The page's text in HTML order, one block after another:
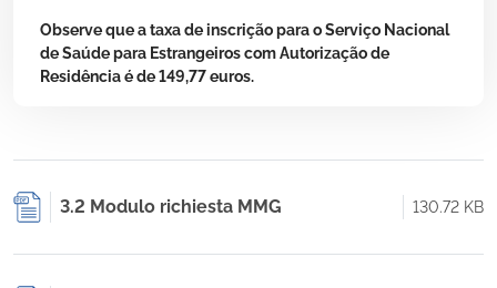
Observe que a taxa de inscrição para o Serviço Nacional
de Saúde para Estrangeiros com Autorização de
Residência é de 149,77 euros.
3.2 Modulo richiesta MMG 130.72 KB